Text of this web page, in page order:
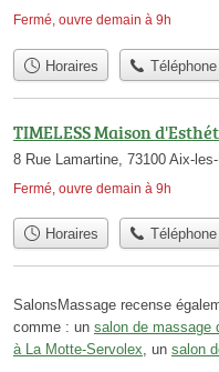
Fermé, ouvre demain à 9h
Horaires Téléphone
TIMELESS Maison
8 Rue Lamartine, 73100 Aix-
Fermé, ouvre demain à 9h
Horaires Téléphone
SalonsMassage recense
comme : un salon de massage
à La Motte-Servolex, un salon